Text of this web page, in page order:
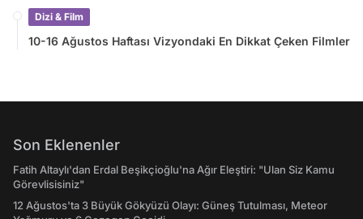
Dizi & Film
10-16 Ağustos Haftası Vizyondaki En Dikkat Çeken Filmler
Son Eklenenler
Fatih Altaylı'dan Erdal Beşikçioğlu'na Ağır Eleştiri: "Ulan Siz Kamu
Görevlisisiniz"
12 Ağustos'ta 3 Büyük Gökyüzü Olayı: Güneş Tutulması, Meteor